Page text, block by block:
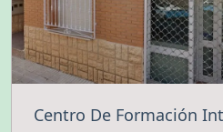
Centro De Formación